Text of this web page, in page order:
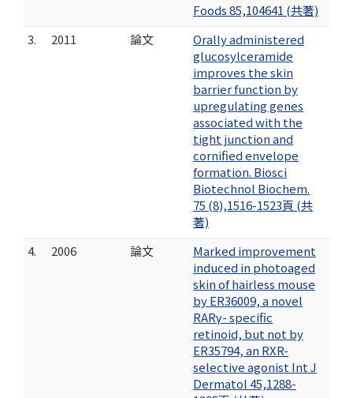
Foods 85,104641 (共著)
3.
2011 論文
Orally administered
glucosylceramide
improves the skin
barrier function by
upregulating genes
associated with the
tight junction and
cornified envelope
formation. Biosci
Biotechnol Biochem.
75 (8),1516-1523頁 (共
著)
4.
2006 論文
Marked improvement
induced in photoaged
skin of hairless mouse
by ER36009, a novel
RARγ- specific
retinoid, but not by
ER35794, an RXR-
selective agonist Int J
Dermatol 45,1288-